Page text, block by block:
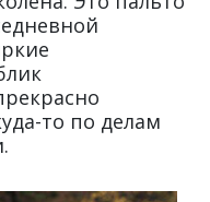
то по делам